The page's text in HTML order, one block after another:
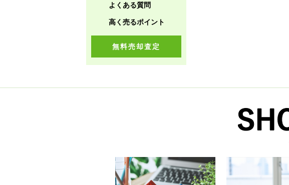
よくある質問
高く売るポイント
無料売却査定